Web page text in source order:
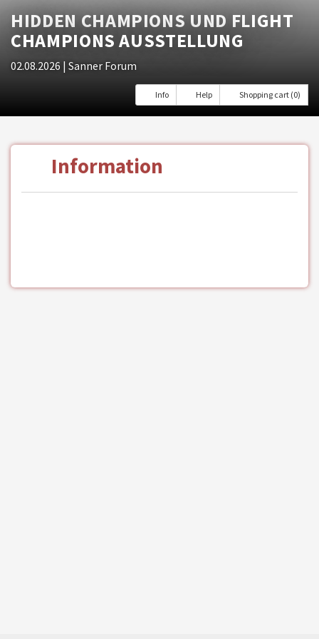
HIDDEN CHAMPIONS UND FLIGHT
CHAMPIONS AUSSTELLUNG
02.08.2026 | Sanner Forum
Info Help Shopping cart (0)
Information